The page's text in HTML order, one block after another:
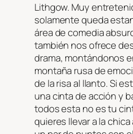
Lithgow. Muy
solamente queda
área de comedia
también nos ofrece
drama, montándonos
montaña rusa de
de la risa al llanto. Si
una cinta de acción y
todos esta no es tu
quieres llevar a la